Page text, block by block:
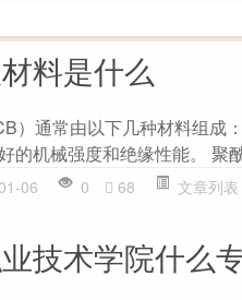
料是什么
）通常由以下几种材料组成
的机械强度和绝缘性能。 聚
06 0 68 文章列表
技术学院什么